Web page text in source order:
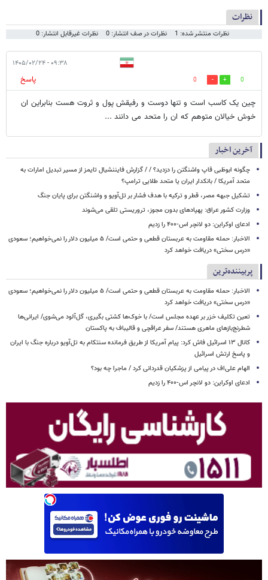
نظرات
نظرات منتشر شده: 1 نظرات در صف انتشار: 0 نظرات غیرقابل انتشار: 0
۰۹:۳۸ - ۱۴۰۵/۰۲/۲۴
0
0
پاسخ
چین یک کاسب است و تنها دوست و رفیقش پول و ثروت هست بنابراین ان
خوش خیالان متوهم که ان را متحد می دانند ...
آخرین اخبار
چگونه ابوظبی قاپ واشنگتن را دزدید؟ / / گزارش فایننشیال تایمز از مسیر تبدیل امارات به
متحد آمریکا / بانکدار ایران یا متحد طلایی ترامپ؟
تشکیل جبهه‌ مصر، قطر و ترکیه با هدف فشار بر تل‌آویو و واشنگتن برای پایان جنگ
وزارت کشور عراق: پهپادهای بدون مجوز، تروریستی تلقی می‌شوند
ادعای اوکراین: دو لانچر اس-۴۰۰ را زدیم
الاخبار: حمله مقاومت به عربستان قطعی و حتمی است/ ۵ میلیون دلار را نمی‌خواهیم؛ سعودی
«درس سختی» دریافت خواهد کرد
پربیننده‌ترین
الاخبار: حمله مقاومت به عربستان قطعی و حتمی است/ ۵ میلیون دلار را نمی‌خواهیم؛ سعودی
«درس سختی» دریافت خواهد کرد
تعین تکلیف خزر بر عهده مجلس است/ با خوک‌ها کشتی بگیری، گل‌آلود می‌شوی/ ایرانی‌ها
شطرنج‌بازهای ماهری هستند/ سفر عراقچی و قالیباف به پاکستان
کانال ۱۳ اسرائیل فاش کرد: پیام آمریکا از طریق فرمانده سنتکام به تل‌آویو درباره جنگ با ایران
و پاسخ ارتش اسرائیل
الهام علی‌اف در پیامی از پزشکیان قدردانی کرد / ماجرا چه بود؟
ادعای اوکراین: دو لانچر اس-۴۰۰ را زدیم